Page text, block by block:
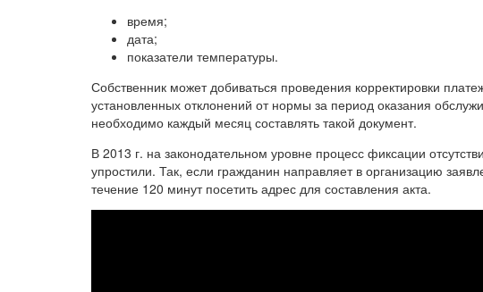
время;
дата;
показатели температуры.
Собственник может добиваться проведения корректировки
установленных отклонений от нормы за период оказания
необходимо каждый месяц составлять такой документ.
В 2013 г. на законодательном уровне процесс фиксации
упростили. Так, если гражданин направляет в организацию
течение 120 минут посетить адрес для составления акта.